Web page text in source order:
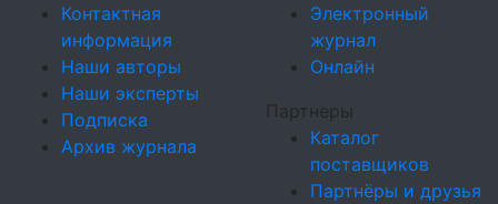
Контактная
информация
Наши авторы
Наши эксперты
Подписка
Архив журнала
Электронный
журнал
Онлайн
Партнеры
Каталог
поставщиков
Партнёры и друзья